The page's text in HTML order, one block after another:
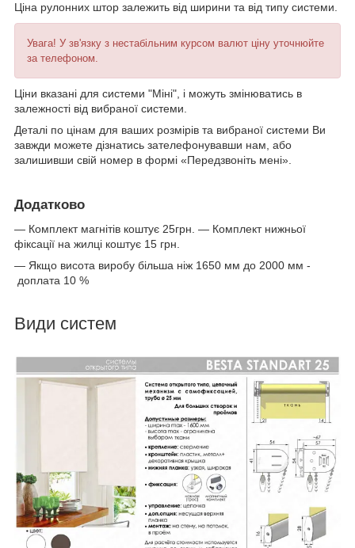
Ціна рулонних штор залежить від ширини та від типу системи.
Увага! У зв'язку з нестабільним курсом валют ціну уточнюйте
за телефоном.
Ціни вказані для системи "Міні", і можуть змінюватись в
залежності від вибраної системи.
Деталі по цінам для ваших розмірів та вибраної системи Ви
завжди можете дізнатись зателефонувавши нам, або
залишивши свій номер в формі «Передзвоніть мені».
Додатково
— Комплект магнітів коштує 25грн. — Комплект нижньої
фіксації на жилці коштує 15 грн.
— Якщо висота виробу більша ніж 1650 мм до 2000 мм -
доплата 10 %
Види систем